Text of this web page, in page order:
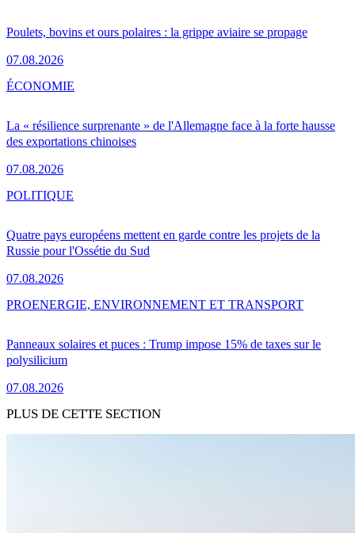
Poulets, bovins et ours polaires : la grippe aviaire se propage
07.08.2026
La « résilience surprenante » de l'Allemagne face à la forte hausse
des exportations chinoises
07.08.2026
ÉCONOMIE
Quatre pays européens mettent en garde contre les projets de la
Russie pour l'Ossétie du Sud
07.08.2026
POLITIQUE
Panneaux solaires et puces : Trump impose 15% de taxes sur le
polysilicium
07.08.2026
PROENERGIE, ENVIRONNEMENT ET TRANSPORT
PLUS DE CETTE SECTION